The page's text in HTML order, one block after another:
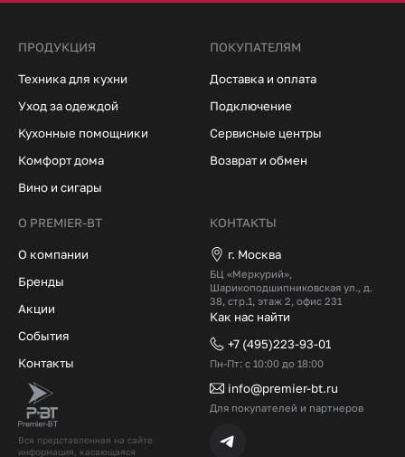
Вся представленная на сайте
информация, касающаяся
ПРОДУКЦИЯ
Техника для кухни
Уход за одеждой
Кухонные помощники
Комфорт дома
Вино и сигары
ПОКУПАТЕЛЯМ
Доставка и оплата
Подключение
Сервисные центры
Возврат и обмен
О PREMIER-BT
О компании
Бренды
Акции
События
Контакты
КОНТАКТЫ
г. Москва
БЦ «Меркурий»,
Шарикоподшипниковская ул., д.
38, стр.1, этаж 2, офис 231
Как нас найти
+7 (495)223-93-01
Пн-Пт: с 10:00 до 18:00
info@premier-bt.ru
Для покупателей и партнеров